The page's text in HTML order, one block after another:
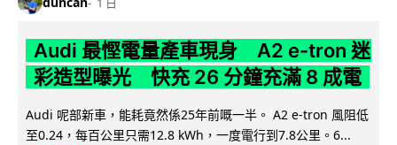
Audi 最慳電量產車現身 A2 e-tron 迷
彩造型曝光 快充 26 分鐘充滿 8 成電
Audi 呢部新車，能耗竟然係25年前嘅一半。 A2 e-tron 風阻低
至0.24，每百公里只需12.8 kWh，一度電行到7.8公里。6...